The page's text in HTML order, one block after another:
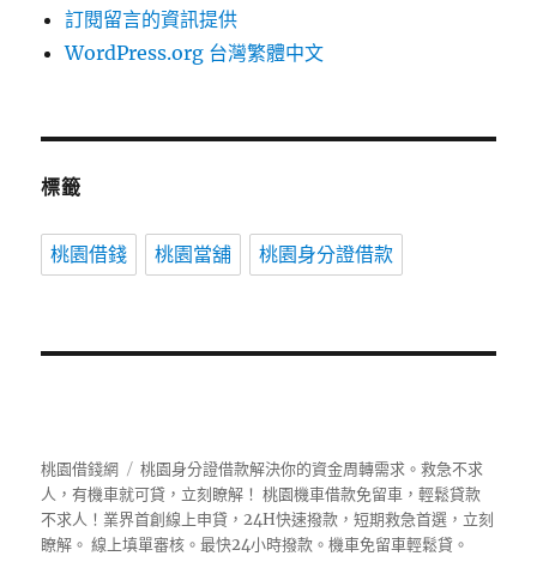
訂閱留言的資訊提供
WordPress.org 台灣繁體中文
標籤
桃園借錢 桃園當舖 桃園身分證借款
桃園借錢網
桃園身分證借款解決你的資金周轉需求。救急不求
人，有機車就可貸，立刻瞭解！ 桃園機車借款免留車，輕鬆貸款
不求人！業界首創線上申貸，24H快速撥款，短期救急首選，立刻
瞭解。 線上填單審核。最快24小時撥款。機車免留車輕鬆貸。